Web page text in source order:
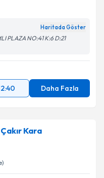
Haritada Göster
PLAZA NO:41 K:6 D:21
Daha Fazla
Kara